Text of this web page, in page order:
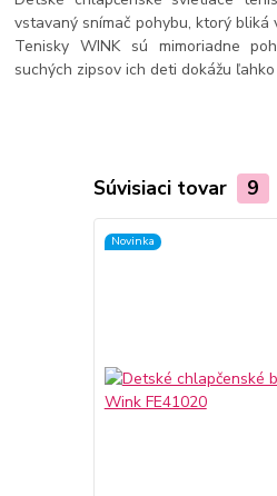
vstavaný snímač pohybu, ktorý
Tenisky WINK sú mimoriadne
suchých zipsov ich deti dokážu
Súvisiaci tovar 9
Novinka